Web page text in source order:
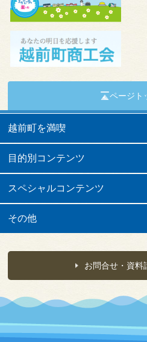
ページト
越前町を満喫
目的別コンテンツ
スペシャルコンテンツ
その他
お問合せ・資料